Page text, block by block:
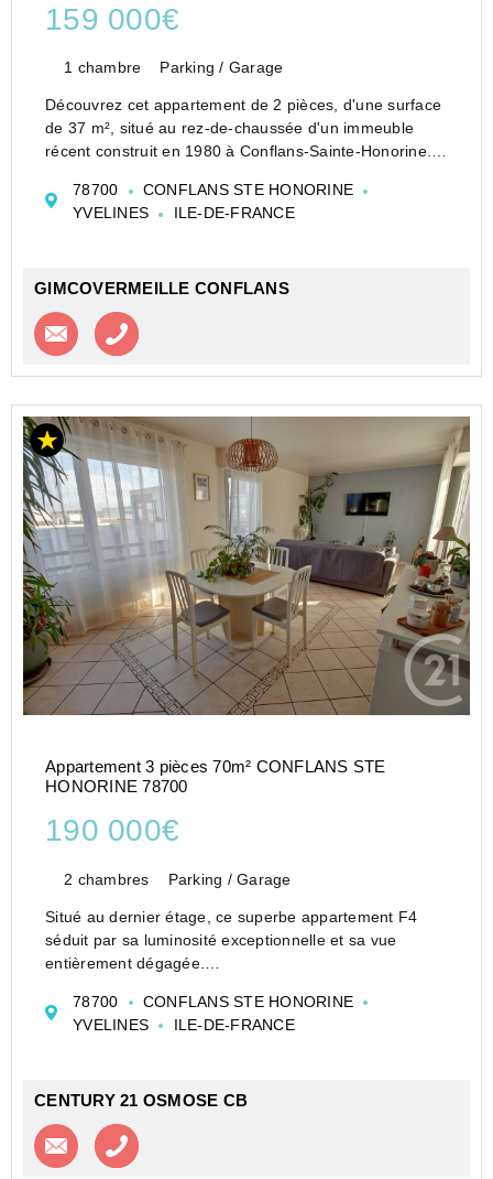
159 000€
1 chambre Parking / Garage
Découvrez cet appartement de 2 pièces, d'une surface
de 37 m², situé au rez-de-chaussée d'un immeuble
récent construit en 1980 à Conflans-Sainte-Honorine.
une chambre, une salle d'eau et un WC....
78700
CONFLANS STE HONORINE
YVELINES
ILE-DE-FRANCE
GIMCOVERMEILLE CONFLANS
Contacter l'agence
Appartement 3 pièces 70m² CONFLANS STE
HONORINE 78700
190 000€
2 chambres Parking / Garage
Situé au dernier étage, ce superbe appartement F4
séduit par sa luminosité exceptionnelle et sa vue
entièrement dégagée.
Moulin à Conflans-Sainte-Honorine, il offre un cadre de
vie pratique et agréable, à mo...
78700
CONFLANS STE HONORINE
YVELINES
ILE-DE-FRANCE
CENTURY 21 OSMOSE CB
Contacter l'agence